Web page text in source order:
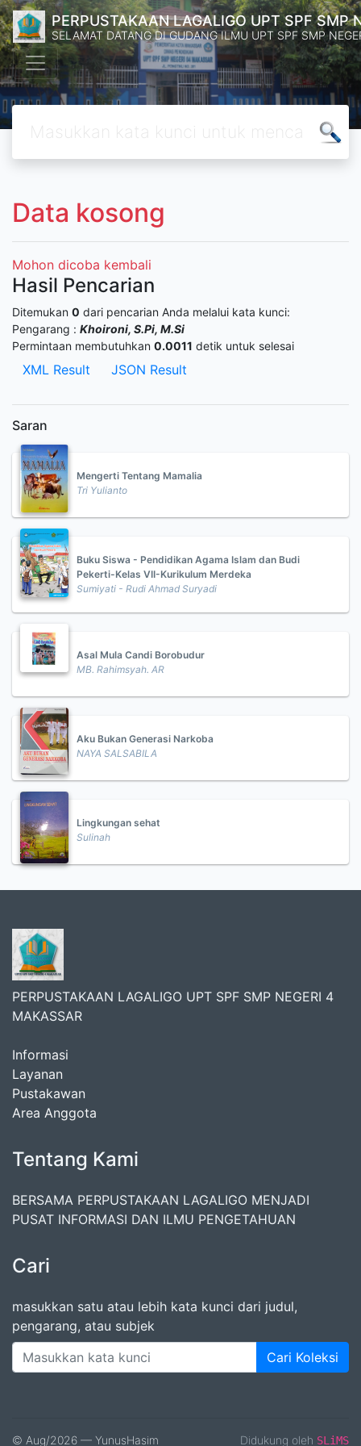
PERPUSTAKAAN LAGALIGO UPT SPF SMP
SELAMAT DATANG DI GUDANG ILMU UPT SPF SMP
Data kosong
Mohon dicoba kembali
Hasil Pencarian
Ditemukan 0 dari pencarian Anda melalui kata kunci:
Pengarang : Khoironi, S.Pi, M.Si
Permintaan membutuhkan 0.0011 detik untuk selesai
XML Result JSON Result
Saran
Mengerti Tentang Mamalia
Tri Yulianto
Buku Siswa - Pendidikan Agama Islam dan Budi
Pekerti-Kelas VII-Kurikulum Merdeka
Sumiyati - Rudi Ahmad Suryadi
Asal Mula Candi Borobudur
MB. Rahimsyah. AR
Aku Bukan Generasi Narkoba
NAYA SALSABILA
Lingkungan sehat
Sulinah
PERPUSTAKAAN LAGALIGO UPT SPF SMP NEGERI 4
MAKASSAR
Informasi
Layanan
Pustakawan
Area Anggota
Tentang Kami
BERSAMA PERPUSTAKAAN LAGALIGO MENJADI
PUSAT INFORMASI DAN ILMU PENGETAHUAN
Cari
masukkan satu atau lebih kata kunci dari judul,
pengarang, atau subjek
Cari Koleksi
© Aug/2026 — YunusHasim
Didukung oleh SLiMS